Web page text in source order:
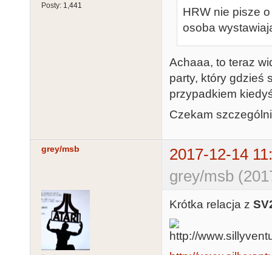
Posty: 1,441
HRW nie pisze
osoba
Achaaa, to teraz
party, który gdzieś
przypadkiem
Czekam
grey/msb
2017-12-14
grey/msb
Krótka relacja z